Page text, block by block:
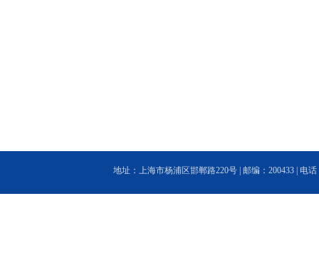
地址：上海市杨浦区邯郸路220号 | 邮编：200433 | 电